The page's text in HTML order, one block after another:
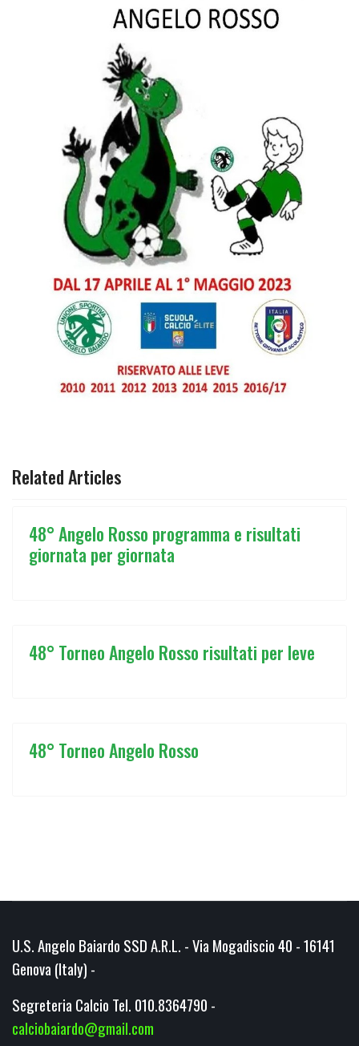
Related Articles
48° Angelo Rosso programma e risultati
giornata per giornata
48° Torneo Angelo Rosso risultati per leve
48° Torneo Angelo Rosso
U.S. Angelo Baiardo SSD A.R.L. - Via Mogadiscio 40 - 16141
Genova (Italy) -
Segreteria Calcio Tel. 010.8364790 -
calciobaiardo@gmail.com